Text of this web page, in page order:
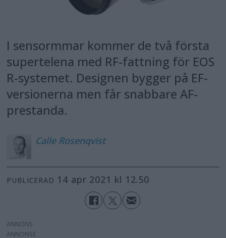
I sensormmar kommer de två första
supertelena med RF-fattning för EOS
R-systemet. Designen bygger på EF-
versionerna men får snabbare AF-
prestanda.
Calle Rosenqvist
PUBLICERAD 14 apr 2021 kl 12.50
ANNONS